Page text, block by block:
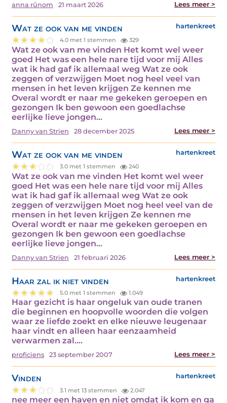
anna rûnom 21 maart 2026 Lees meer >
Wat ze ook van me vinden hartenkreet
4.0 met 1 stemmen 329
Wat ze ook van me vinden Het komt wel weer
goed Het was een hele nare tijd voor mij Alles
wat ik had gaf ik allemaal weg Wat ze ook
zeggen of verzwijgen Moet nog heel veel van
mensen in het leven krijgen Ze kennen me
Overal wordt er naar me gekeken geroepen en
gezongen Ik ben gewoon een goedlachse
eerlijke lieve jongen…
Danny van Strien 28 december 2025 Lees meer >
Wat ze ook van me vinden hartenkreet
3.0 met 1 stemmen 240
Wat ze ook van me vinden Het komt wel weer
goed Het was een hele nare tijd voor mij Alles
wat ik had gaf ik allemaal weg Wat ze ook
zeggen of verzwijgen Moet nog heel veel van de
mensen in het leven krijgen Ze kennen me
Overal wordt er naar me gekeken geroepen en
gezongen Ik ben gewoon een goedlachse
eerlijke lieve jongen…
Danny van Strien 21 februari 2026 Lees meer >
Haar zal ik niet vinden hartenkreet
5.0 met 1 stemmen 1.049
Haar gezicht is haar ongeluk van oude tranen
die beginnen en hoopvolle woorden die volgen
waar ze liefde zoekt en elke nieuwe leugenaar
haar vindt en alleen haar eenzaamheid
verwarmen zal.…
proficiens 23 september 2007 Lees meer >
Vinden hartenkreet
3.1 met 13 stemmen 2.047
nee meer een haven en niet omdat ik kom en ga